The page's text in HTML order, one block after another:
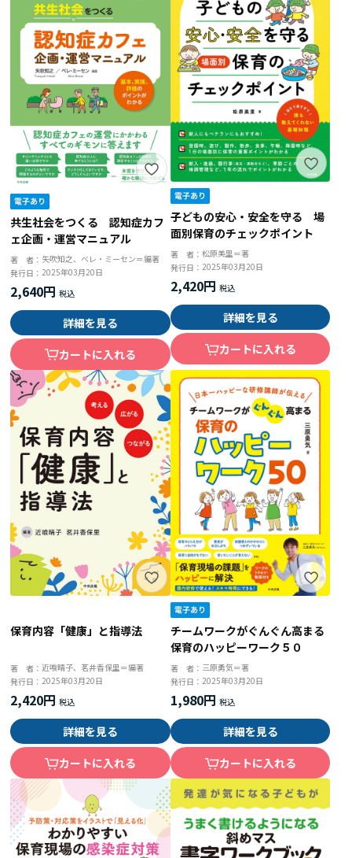
共生社会をつくる 認知症カフ
ェ企画・運営マニュアル
著 者： 矢吹知之、ベレ・ミーセン＝編著
発行日：2025年03月20日
2,640円
詳細を見る
カートに入れる
子どもの安心・安全を守る 場
面別保育のチェックポイント
著 者： 松原美里＝著
発行日： 2025年03月20日
2,420円
詳細を見る
カートに入れる
保育内容「健康」と指導法
著 者：近喰晴子、茗井香保里＝編著
発行日：2025年03月20日
2,420円
詳細を見る
カートに入れる
チームワークがぐんぐん高まる
保育のハッピーワーク５０
著 者： 三原勇気＝著
発行日： 2025年03月20日
1,980円
詳細を見る
カートに入れる